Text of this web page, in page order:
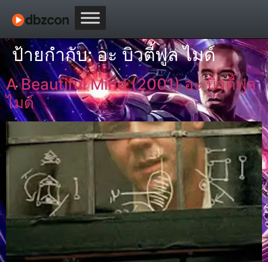
ป้ายกำกับ:อะ บิวตี้ฟูล ไมด์
A Beautiful Mind (2001) อะ บิวตี้ฟูล
ไมด์